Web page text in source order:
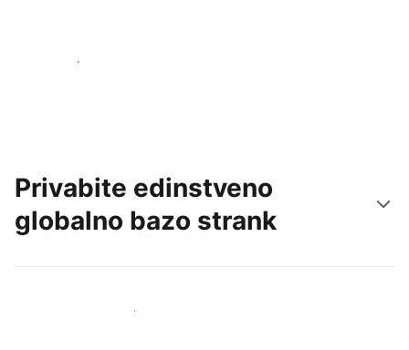
Začnite danes
Privabite edinstveno
globalno bazo strank
Pridobite nove goste še danes